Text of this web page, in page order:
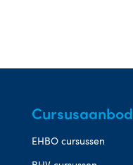
Cursusaanbod
EHBO cursussen